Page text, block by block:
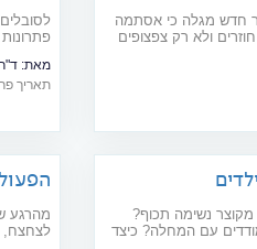
חדש מגלה כי אסתמה
ולא רק צפצופים
מאת:
תאריך פרסום:
נשימה תכוף?
עם המחלה? כיצד
מהרגע
לצחצח,